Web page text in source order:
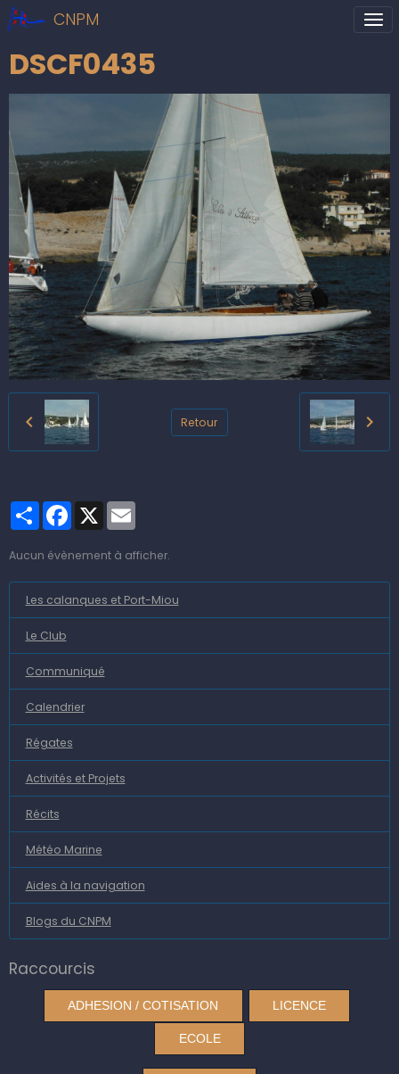
CNPM
DSCF0435
Retour
PartagerFacebook
X
Aucun évènement à afficher.
Les calanques et Port-Miou
Le Club
Communiqué
Calendrier
Régates
Activités et Projets
Récits
Météo Marine
Aides à la navigation
Blogs du CNPM
Raccourcis
ADHESION / COTISATION LICENCE
ECOLE